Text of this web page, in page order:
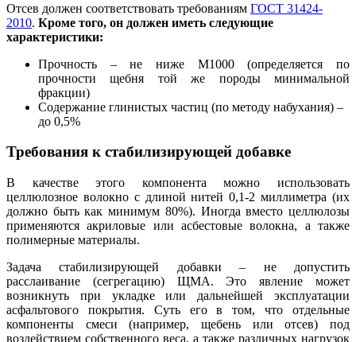
Отсев должен соответствовать требованиям ГОСТ 31424-
2010. Кроме того, он должен иметь следующие
характеристики:
Прочность – не ниже М1000 (определяется по
прочности щебня той же породы минимальной
фракции)
Содержание глинистых частиц (по методу набухания) –
до 0,5%
Требования к стабилизирующей добавке
В качестве этого компонента можно использовать
целлюлозное волокно с длиной нитей 0,1-2 миллиметра (их
должно быть как минимум 80%). Иногда вместо целлюлозы
применяются акриловые или асбестовые волокна, а также
полимерные материалы.
Задача стабилизирующей добавки – не допустить
расслаивание (сегрегацию) ЩМА. Это явление может
возникнуть при укладке или дальнейшей эксплуатации
асфальтового покрытия. Суть его в том, что отдельные
компоненты смеси (например, щебень или отсев) под
воздействием собственного веса, а также различных нагрузок